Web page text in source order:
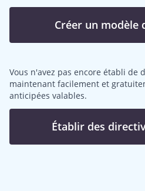
Créer un modèle
Vous n'avez pas encore établi de
maintenant facilement et
anticipées valables.
Établir des